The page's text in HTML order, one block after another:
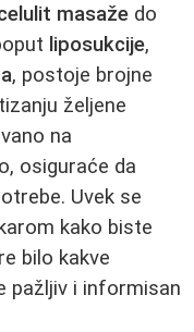
masaže do
liposukcije,
, postoje brojne
željene
na
osiguraće da
Uvek se
kako biste
bilo kakve
pažljiv i informisan